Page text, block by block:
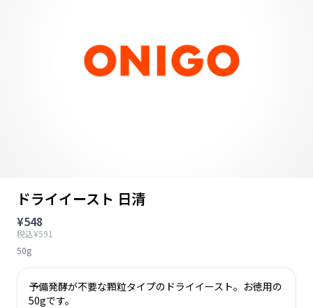
ドライイースト 日清
¥548
税込¥591
50g
予備発酵が不要な顆粒タイプのドライイースト。お徳用の
50gです。